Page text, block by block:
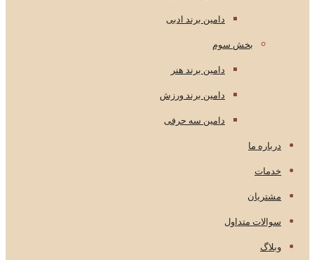
دامین برند ادبی
بخش سوم
دامین برند هنر
دامین برند ورزش
دامین سه حرفی
درباره ما
خدمات
مشتریان
سوالات متداول
وبلاگ